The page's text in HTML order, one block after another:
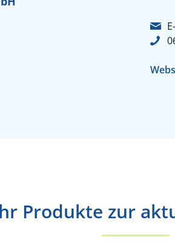
Produkte zur